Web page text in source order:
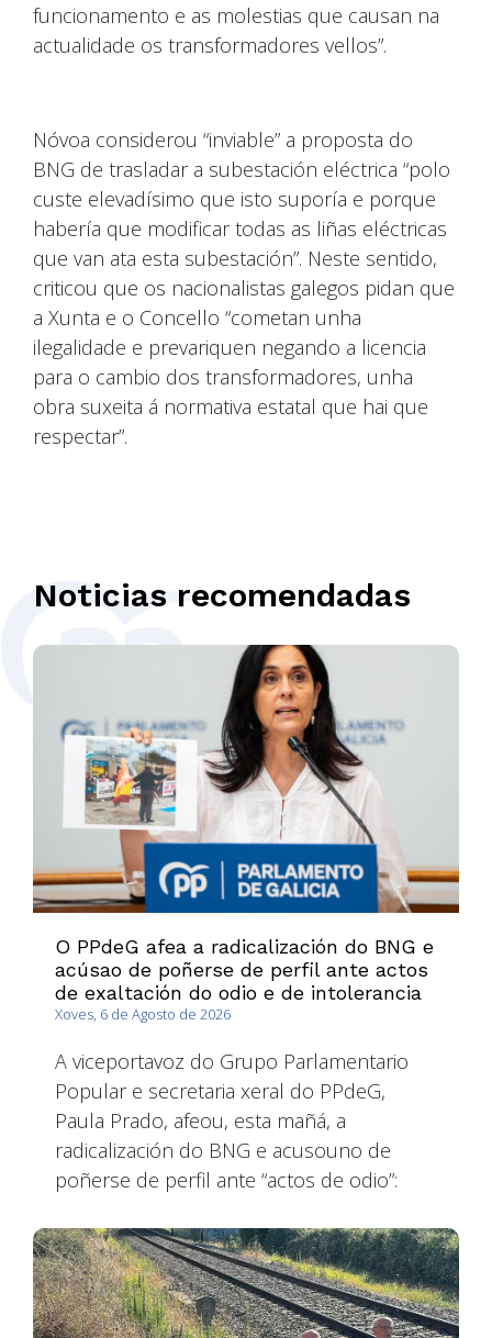
funcionamento e as molestias que causan na
actualidade os transformadores vellos”.
Nóvoa considerou “inviable” a proposta do
BNG de trasladar a subestación eléctrica “polo
custe elevadísimo que isto suporía e porque
habería que modificar todas as liñas eléctricas
que van ata esta subestación”. Neste sentido,
criticou que os nacionalistas galegos pidan que
a Xunta e o Concello “cometan unha
ilegalidade e prevariquen negando a licencia
para o cambio dos transformadores, unha
obra suxeita á normativa estatal que hai que
respectar”.
Noticias recomendadas
O PPdeG afea a radicalización do BNG e
acúsao de poñerse de perfil ante actos
de exaltación do odio e de intolerancia
Xoves, 6 de Agosto de 2026
A viceportavoz do Grupo Parlamentario
Popular e secretaria xeral do PPdeG,
Paula Prado, afeou, esta mañá, a
radicalización do BNG e acusouno de
poñerse de perfil ante “actos de odio”: